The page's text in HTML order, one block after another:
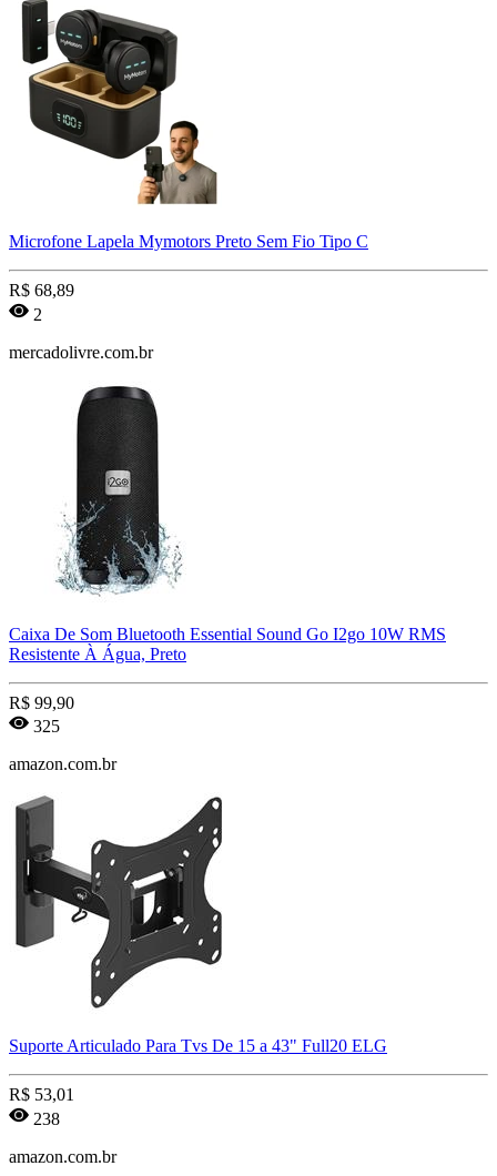
Microfone Lapela Mymotors Preto Sem Fio Tipo C
R$ 68,89
2
mercadolivre.com.br
Caixa De Som Bluetooth Essential Sound Go I2go 10W RMS
Resistente À Água, Preto
R$ 99,90
325
amazon.com.br
Suporte Articulado Para Tvs De 15 a 43" Full20 ELG
R$ 53,01
238
amazon.com.br